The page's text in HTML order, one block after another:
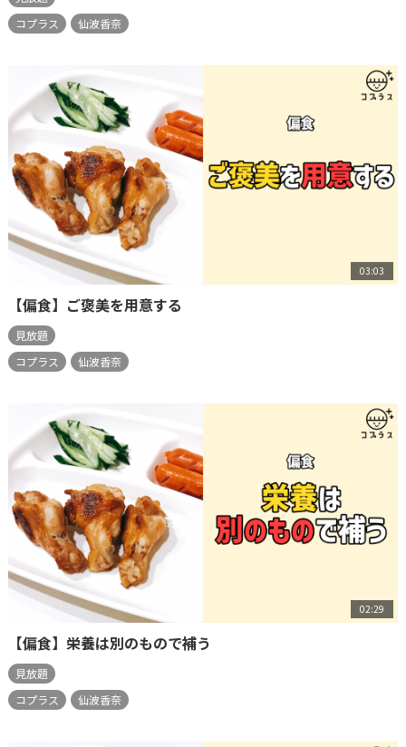
コプラス
仙波香奈
03:03
【偏食】ご褒美を用意する
見放題
コプラス
仙波香奈
02:29
【偏食】栄養は別のもので補う
見放題
コプラス
仙波香奈